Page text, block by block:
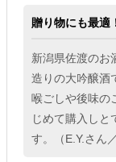
贈り物にも最適
新潟県佐渡のお
造りの大吟醸酒
喉ごしや後味の
じめて購入しと
す。（E.Y.さん